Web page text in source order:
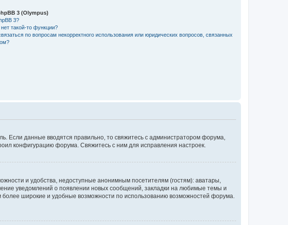
3 (Olympus)
3?
такой-то функции?
по вопросам некорректного использования или юридических вопросов, связанных
Если данные вводятся правильно, то свяжитесь с администратором форума,
конфигурацию форума. Свяжитесь с ним для исправления настроек.
и удобства, недоступные анонимным посетителям (гостям): аватары,
уведомлений о появлении новых сообщений, закладки на любимые темы и
более широкие и удобные возможности по использованию возможностей форума.